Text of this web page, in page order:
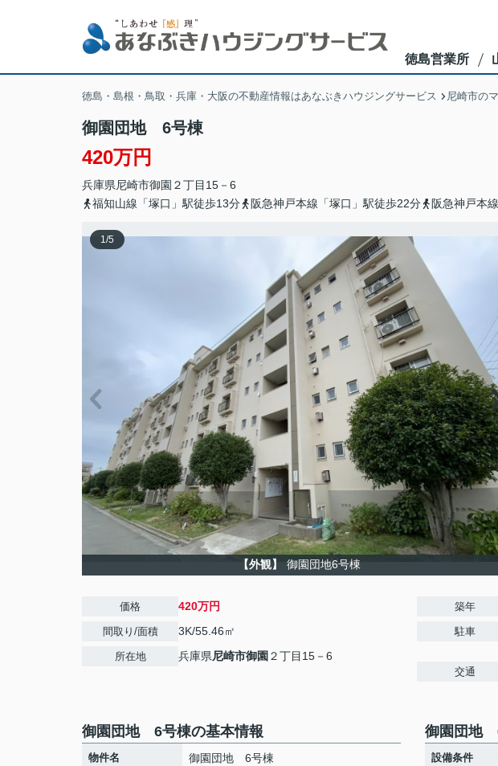
徳島営業所
徳島・島根・鳥取・兵庫・大阪の不動産情報はあなぶきハウジングサービス 尼崎市の
御園団地 6号棟
420万円
兵庫県尼崎市御園 ２丁目15－6
福知山線「塚口」駅徒歩13分
阪急神戸本線「塚口」駅徒歩22分 阪急神戸本
1/5
【外観】 御園団地6号棟
価格 420万円
間取り/面積 3K/55.46㎡
所在地 兵庫県尼崎市御園 ２丁目15－6
築年
駐車
交通
御園団地 6号棟の基本情報
物件名 御園団地 6号棟
御園団地
設備条件